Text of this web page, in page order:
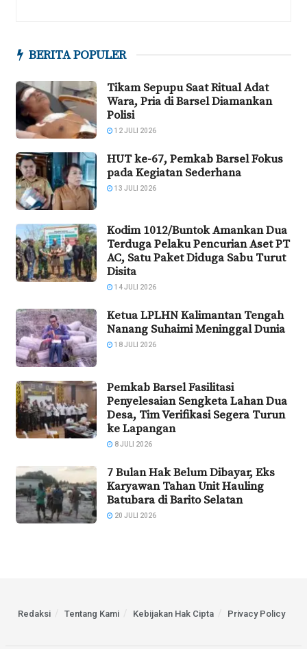
BERITA POPULER
Tikam Sepupu Saat Ritual Adat
Wara, Pria di Barsel Diamankan
Polisi
12 JULI 2026
HUT ke-67, Pemkab Barsel Fokus
pada Kegiatan Sederhana
13 JULI 2026
Kodim 1012/Buntok Amankan Dua
Terduga Pelaku Pencurian Aset PT
AC, Satu Paket Diduga Sabu Turut
Disita
14 JULI 2026
Ketua LPLHN Kalimantan Tengah
Nanang Suhaimi Meninggal Dunia
18 JULI 2026
Pemkab Barsel Fasilitasi
Penyelesaian Sengketa Lahan Dua
Desa, Tim Verifikasi Segera Turun
ke Lapangan
8 JULI 2026
7 Bulan Hak Belum Dibayar, Eks
Karyawan Tahan Unit Hauling
Batubara di Barito Selatan
20 JULI 2026
Redaksi Tentang Kami Kebijakan Hak Cipta Privacy Policy